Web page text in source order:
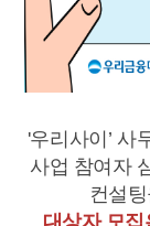
'우리사이 ’ 사
사업 참여자
컨설